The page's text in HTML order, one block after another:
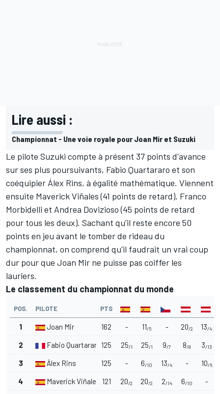
Lire aussi :
Championnat - Une voie royale pour Joan Mir et Suzuki
Le pilote Suzuki compte à présent 37 points d'avance
sur ses plus poursuivants, Fabio Quartararo et son
coéquipier Álex Rins, à égalité mathématique. Viennent
ensuite Maverick Viñales(41 points de retard), Franco
Morbidelli et Andrea Dovizioso(45 points de retard
pour tous les deux). Sachant qu'il reste encore 50
points en jeu avant le tomber de rideau du
championnat, on comprend qu'il faudrait un vrai coup
dur pour que Joan Mir ne puisse pas coiffer les
lauriers.
Le classement du championnat du monde
POS. PILOTE PTS
1 Joan Mir 162 - 11/5 - 20/2 13/4
2 Fabio Quartararo 125 25/1 25/1 9/7 8/8 3/13
3 Álex Rins 125 - 6/10 13/4 - 10/6
4 Maverick Viñales 121 20/2 20/2 2/14 6/10 -